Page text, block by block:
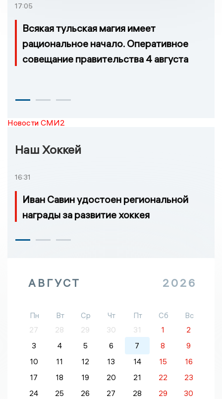
17:05
Всякая тульская магия имеет
рациональное начало. Оперативное
совещание правительства 4 августа
Новости СМИ2
Наш Хоккей
16:31
Иван Савин удостоен региональной
награды за развитие хоккея
АВГУСТ 2026
Пн Вт Ср Чт Пт Сб
Вс
27
28 29 30 31 1
2
3
4 5 6 7 8
9
10
11 12 13 14 15
16
17
18 19 20 21 22
23
24
25 26 27 28 29
30